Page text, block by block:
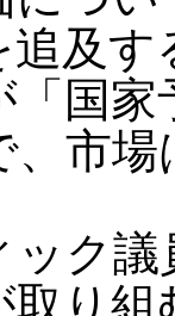
追及
「国
、市
ク議
取り